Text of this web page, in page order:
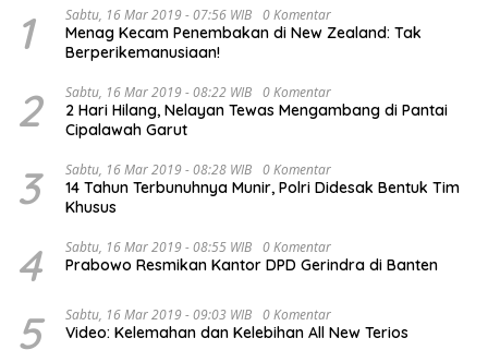
1 Sabtu, 16 Mar 2019 - 07:56 WIB 0 Komentar
Menag Kecam Penembakan di New Zealand: Tak
Berperikemanusiaan!
2 Sabtu, 16 Mar 2019 - 08:22 WIB 0 Komentar
2 Hari Hilang, Nelayan Tewas Mengambang di Pantai
Cipalawah Garut
3 Sabtu, 16 Mar 2019 - 08:28 WIB 0 Komentar
14 Tahun Terbunuhnya Munir, Polri Didesak Bentuk Tim
Khusus
4 Sabtu, 16 Mar 2019 - 08:55 WIB 0 Komentar
Prabowo Resmikan Kantor DPD Gerindra di Banten
5 Sabtu, 16 Mar 2019 - 09:03 WIB 0 Komentar
Video: Kelemahan dan Kelebihan All New Terios